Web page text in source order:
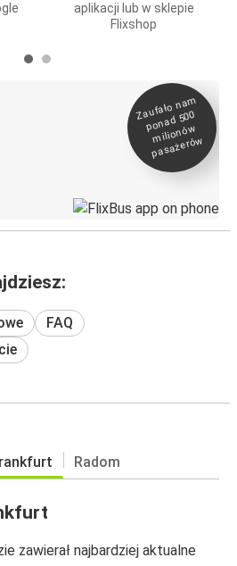
aplikacji lub w sklepie
Flixshop
Zaufało na
m
ponad 500
milionó
w
pasażeró
w
FAQ
Radom
zawierał najbardziej aktualne